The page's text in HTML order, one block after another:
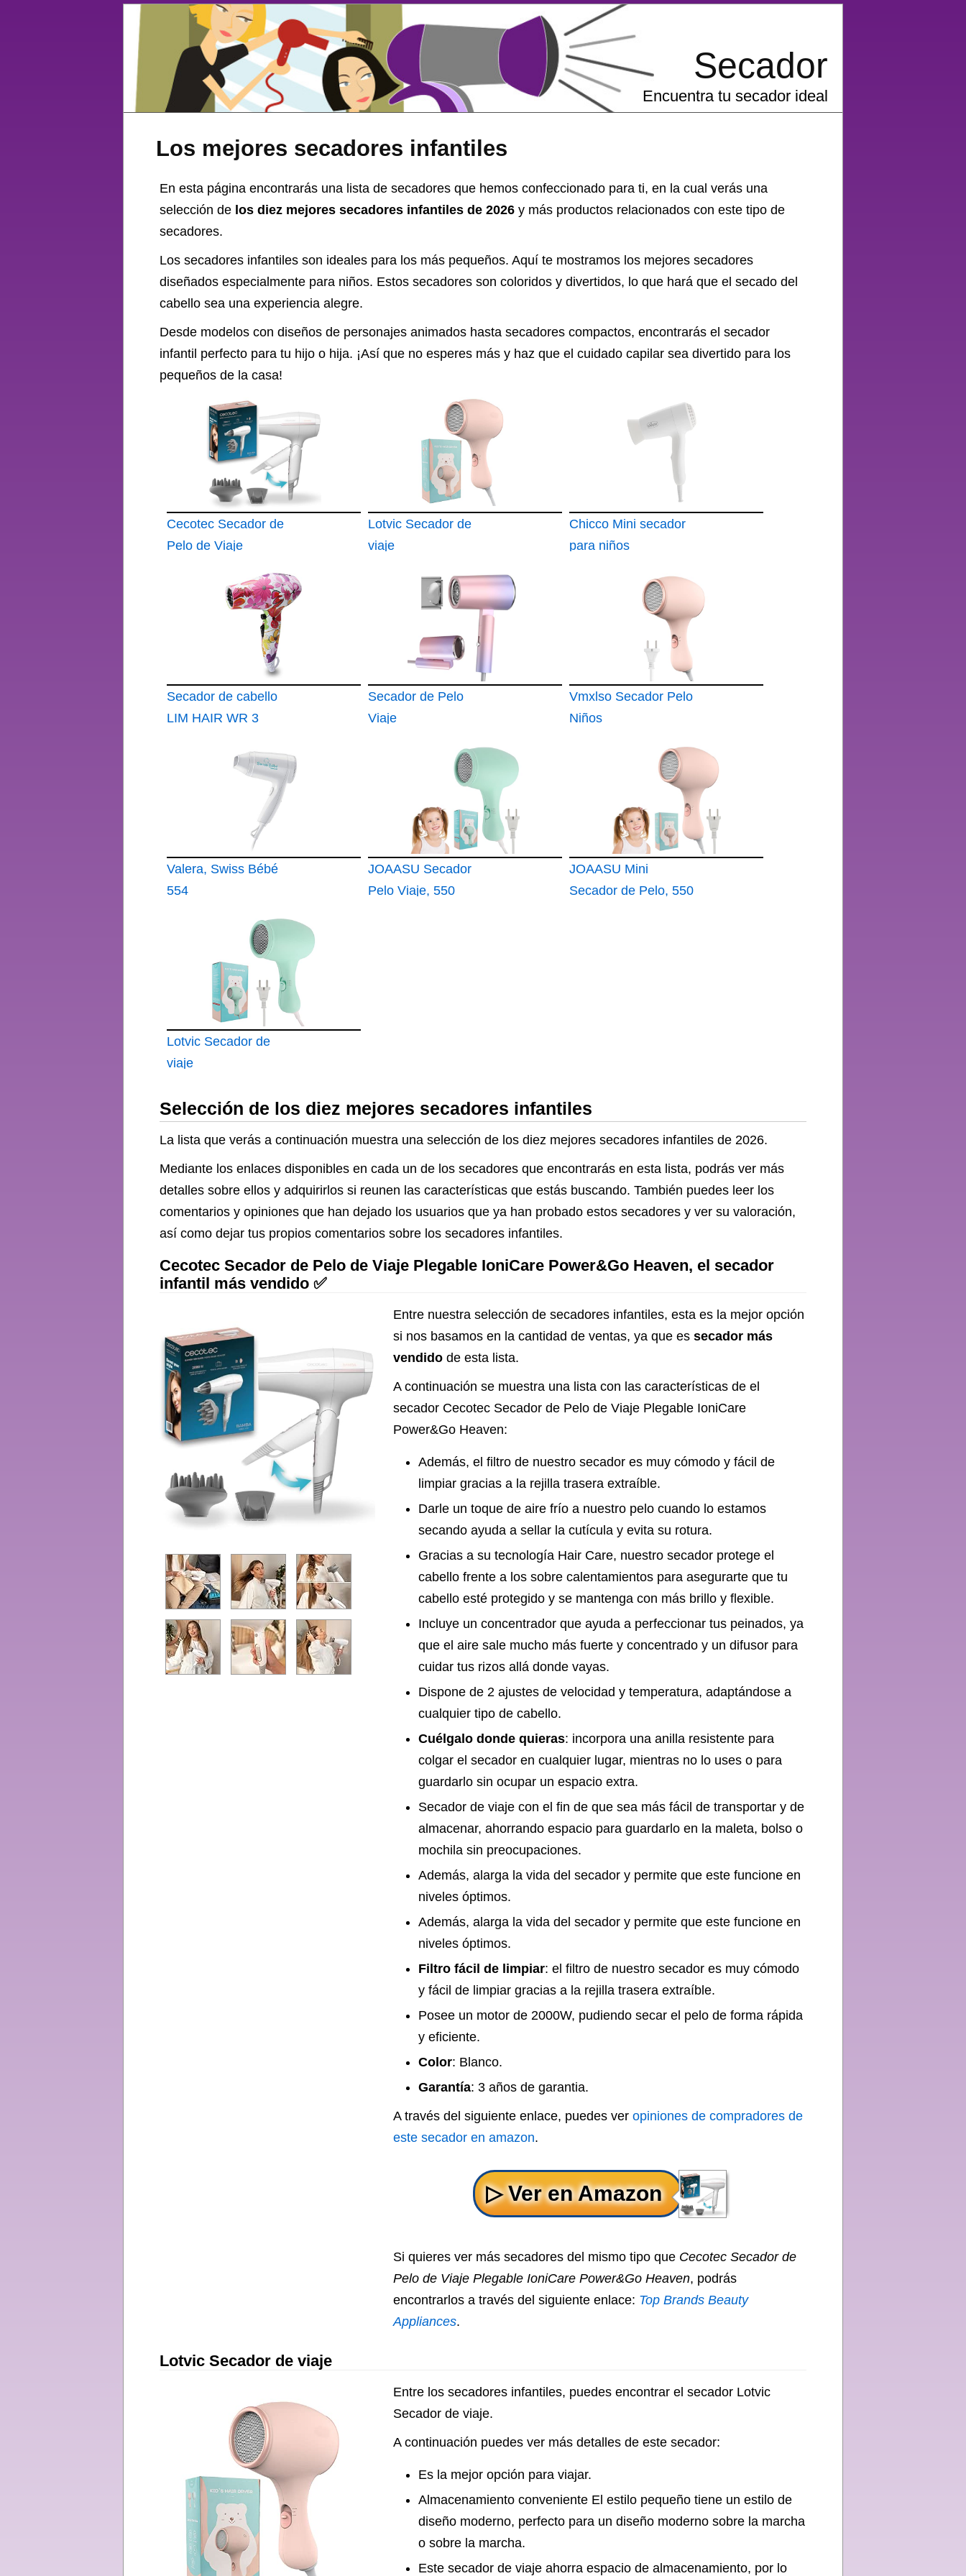
Los mejores secadores infantiles
Secador
Encuentra tu secador ideal
En esta página encontrarás una lista de secadores que hemos confeccionado para ti, en la cual verás una
selección de los diez mejores secadores infantiles de 2026 y más productos relacionados con este tipo de
secadores.
Los secadores infantiles son ideales para los más pequeños. Aquí te mostramos los mejores secadores
diseñados especialmente para niños. Estos secadores son coloridos y divertidos, lo que hará que el secado del
cabello sea una experiencia alegre.
Desde modelos con diseños de personajes animados hasta secadores compactos, encontrarás el secador
infantil perfecto para tu hijo o hija. ¡Así que no esperes más y haz que el cuidado capilar sea divertido para los
pequeños de la casa!
Cecotec Secador de
Pelo de Viaje
Power&Go Heaven
Lotvic Secador de
viaje
Chicco Mini secador
para niños
Secador de cabello
LIM HAIR WR 3
Secador de Pelo
Viaje
Vmxlso Secador Pelo
Niños
Valera, Swiss Bébé
554
JOAASU Secador
Pelo Viaje, 550
JOAASU Mini
Secador de Pelo, 550
Lotvic Secador de
viaje
Selección de los diez mejores secadores infantiles
La lista que verás a continuación muestra una selección de los diez mejores secadores infantiles de 2026.
Mediante los enlaces disponibles en cada un de los secadores que encontrarás en esta lista, podrás ver más
detalles sobre ellos y adquirirlos si reunen las características que estás buscando. También puedes leer los
comentarios y opiniones que han dejado los usuarios que ya han probado estos secadores y ver su valoración,
así como dejar tus propios comentarios sobre los secadores infantiles.
Cecotec Secador de Pelo de Viaje Plegable IoniCare Power&Go Heaven, el secador
infantil más vendido ✅
Entre nuestra selección de secadores infantiles, esta es la mejor opción
si nos basamos en la cantidad de ventas, ya que es secador más
vendido de esta lista.
A continuación se muestra una lista con las características de el
secador Cecotec Secador de Pelo de Viaje Plegable IoniCare
Power&Go Heaven:
Además, el filtro de nuestro secador es muy cómodo y fácil de
limpiar gracias a la rejilla trasera extraíble.
Darle un toque de aire frío a nuestro pelo cuando lo estamos
secando ayuda a sellar la cutícula y evita su rotura.
Gracias a su tecnología Hair Care, nuestro secador protege el
cabello frente a los sobre calentamientos para asegurarte que tu
cabello esté protegido y se mantenga con más brillo y flexible.
Incluye un concentrador que ayuda a perfeccionar tus peinados, ya
que el aire sale mucho más fuerte y concentrado y un difusor para
cuidar tus rizos allá donde vayas.
Dispone de 2 ajustes de velocidad y temperatura, adaptándose a
cualquier tipo de cabello.
Cuélgalo donde quieras: incorpora una anilla resistente para
colgar el secador en cualquier lugar, mientras no lo uses o para
guardarlo sin ocupar un espacio extra.
Secador de viaje con el fin de que sea más fácil de transportar y de
almacenar, ahorrando espacio para guardarlo en la maleta, bolso o
mochila sin preocupaciones.
Además, alarga la vida del secador y permite que este funcione en
niveles óptimos.
Además, alarga la vida del secador y permite que este funcione en
niveles óptimos.
Filtro fácil de limpiar: el filtro de nuestro secador es muy cómodo
y fácil de limpiar gracias a la rejilla trasera extraíble.
Posee un motor de 2000W, pudiendo secar el pelo de forma rápida
y eficiente.
Color: Blanco.
Garantía: 3 años de garantia.
A través del siguiente enlace, puedes ver opiniones de compradores de
este secador en amazon.
Si quieres ver más secadores del mismo tipo que Cecotec Secador de
Pelo de Viaje Plegable IoniCare Power&Go Heaven, podrás
encontrarlos a través del siguiente enlace: Top Brands Beauty
Appliances.
Lotvic Secador de viaje
Entre los secadores infantiles, puedes encontrar el secador Lotvic
Secador de viaje.
A continuación puedes ver más detalles de este secador:
Es la mejor opción para viajar.
Almacenamiento conveniente El estilo pequeño tiene un estilo de
diseño moderno, perfecto para un diseño moderno sobre la marcha
o sobre la marcha.
Este secador de viaje ahorra espacio de almacenamiento, por lo